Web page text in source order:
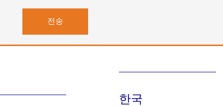
년 동안 정식으로 차단된 상태로 유지될 것입니다.
권리:귀하는 액세스, 수정 또는 삭제 권한을 행사할 수 있으며, 데이
나,werfenkorea@werfen.com에 서면으로 동의한 내용을 철회할 수
귀하가 본 "연락처" 양식을 통해 보내주신 정보는 귀하의 요청에 응
"가동의함"을 클릭하면 귀하는 귀하의 데이터가 당사의 데이터 보호
한국